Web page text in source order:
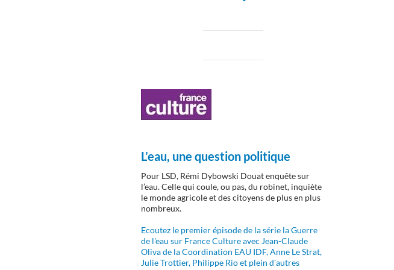
L’eau, une question politique
Pour LSD, Rémi Dybowski Douat enquête sur
l’eau. Celle qui coule, ou pas, du robinet, inquiète
le monde agricole et des citoyens de plus en plus
nombreux.
Ecoutez le premier épisode de la série la Guerre
de l'eau sur France Culture avec Jean-Claude
Oliva de la Coordination EAU IDF, Anne Le Strat,
Julie Trottier, Philippe Rio et plein d'autres